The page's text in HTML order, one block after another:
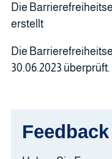
Die
erstellt
Die
30.06.2023 überprüft.
Feedback